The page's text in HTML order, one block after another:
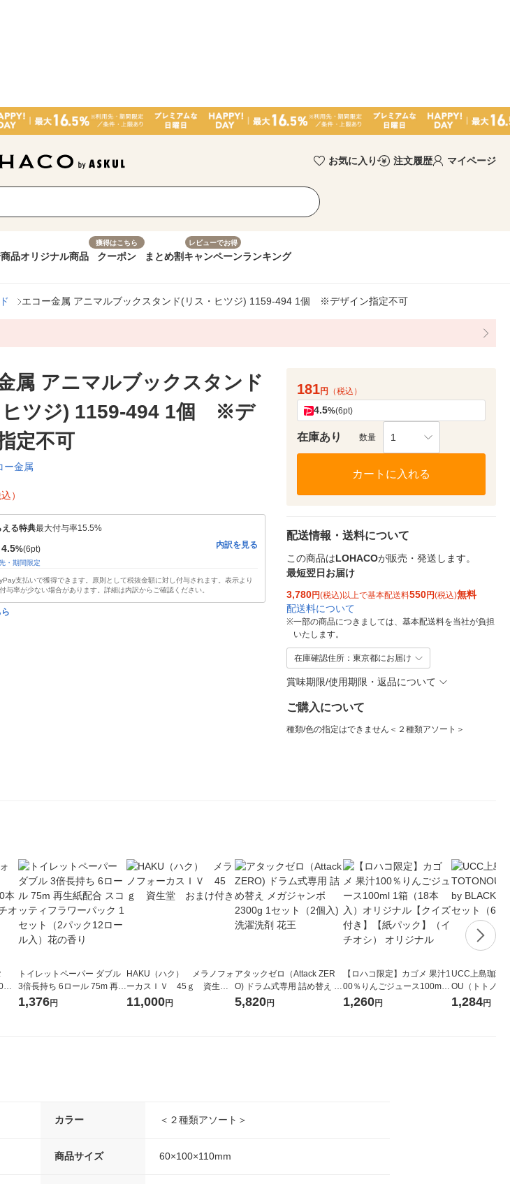
お気に入り 注文履歴 マイページ
品オリジナル商品
獲得はこちら
クーポン まとめ割
レビューでお得
キャンペーンランキング
エコー金属 アニマルブックスタンド(リス・ヒツジ) 1159-494 1個 ※デザイン指定不可
属 アニマルブックスタンド
ヒツジ) 1159-494 1個 ※デ
定不可
ー金属
）
える特典最大付与率15.5%
4.5%(6pt)
・期間限定
内訳を見る
支払いで獲得できます。原則として税抜金額に対し付与されます。表示より
与率が少ない場合があります。詳細は内訳からご確認ください。
181円 （税込）
4.5%(6pt)
在庫あり 数量 1
カートに入れる
配送情報・送料について
この商品はLOHACOが販売・発送します。
最短翌日お届け
3,780円(税込)以上で基本配送料550円(税込)無料
配送料について
※一部の商品につきましては、基本配送料を当社が負担
いたします。
在庫確認住所：東京都にお届け
賞味期限/使用期限・返品について
ご購入について
種類/色の指定はできません＜２種類アソート＞
トイレットペーパー ダブル
3倍長持ち 6ロール 75m 再生
紙配合 スコッティフラワー
1,376円
HAKU（ハク） メラノフォ
ーカスＩＶ 45ｇ 資生
堂 おまけ付き
11,000円
アタックゼロ（Attack ZER
O) ドラム式専用 詰め替え メ
ガジャンボ 2300g 1セット
5,820円
【ロハコ限定】カゴメ 果汁1
00％りんごジュース100ml 1
箱（18本入）オリジナル
1,260円
UCC上島珈琲
OU（トトノウ
無糖 500ml 1
1,284円
カラー ＜２種類アソート＞
商品サイズ 60×100×110mm